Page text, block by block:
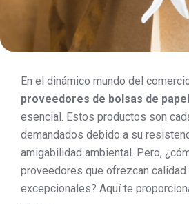
En el dinámico mundo del
proveedores de bolsas de
esencial. Estos productos son
demandados debido a su
amigabilidad ambiental. Pero,
proveedores que ofrezcan
excepcionales? Aquí te